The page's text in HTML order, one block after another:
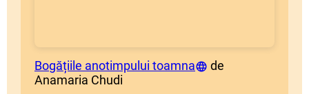
Bogățiile anotimpului toamna
de
Anamaria Chudi